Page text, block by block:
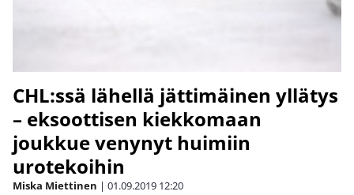
CHL:ssä lähellä jättimäinen yllätys
– eksoottisen kiekkomaan
joukkue venynyt huimiin
urotekoihin
Miska Miettinen | 01.09.2019 12:20